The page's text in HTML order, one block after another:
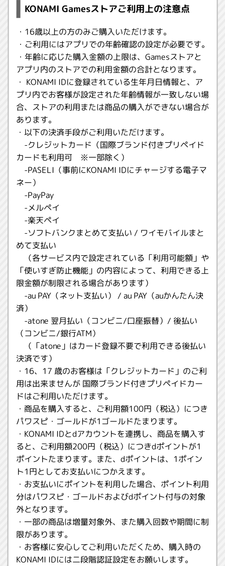
KONAMI Gamesストアご利用上の注意点
・16歳以上の方のみご購入いただけます。
・ご利用にはアプリでの年齢確認の設定が必要です。
・年齢に応じた購入金額の上限は、Gamesストアと
アプリ内のストアでの利用金額の合計となります。
・ KONAMI IDに登録されている生年月日情報と、ア
プリ内でお客様が設定された年齢情報が一致しない場
合、ストアの利用または商品の購入ができない場合が
あります。
・以下の決済手段がご利用いただけます。
-クレジットカード（国際ブランド付きプリペイド
カードも利用可 ※一部除く）
-PASELI（事前にKONAMI IDにチャージする電子マ
ネー）
-PayPay
-メルペイ
-楽天ペイ
-ソフトバンクまとめて支払い / ワイモバイルまと
めて支払い
（各サービス内で設定されている「利用可能額」や
「使いすぎ防止機能」の内容によって、利用できる上
限金額が制限される場合があります）
-au PAY（ネット支払い） / au PAY（auかんたん決
済）
-atone 翌月払い（コンビニ/口座振替）/ 後払い
（コンビニ/銀行ATM）
（「atone」はカード登録不要で利用できる後払い
決済です）
・16、17 歳のお客様は「クレジットカード」のご利
用は出来ませんが 国際ブランド付きプリペイドカー
ドはご利用いただけます。
・商品を購入すると、ご利用額100円（税込）につき
パワスピ・ゴールドが1ゴールドたまります。
・KONAMI IDとdアカウントを連携し、商品を購入す
ると、ご利用額200円（税込）につきdポイントが1
ポイントたまります。また、dポイントは、1ポイン
ト1円としてお支払いにつかえます。
・お支払いにポイントを利用した場合、ポイント利用
分はパワスピ・ゴールドおよびdポイント付与の対象
外となります。
・一部の商品は増量対象外、また購入回数や期間に制
限があります。
・お客様に安心してご利用いただくため、購入時の
KONAMI IDには二段階認証設定をお願いします。